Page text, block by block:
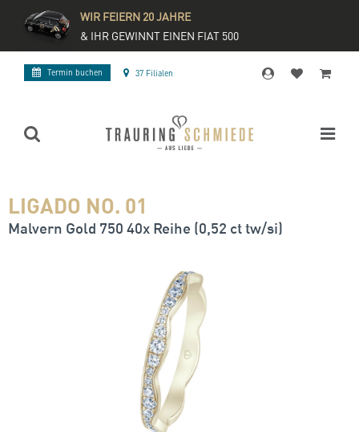
WIR FEIERN 20 JAHRE
& IHR GEWINNT EINEN FIAT 500
Termin buchen 37 Filialen
LIGADO NO. 01
Malvern Gold 750 40x Reihe (0,52 ct tw/si)